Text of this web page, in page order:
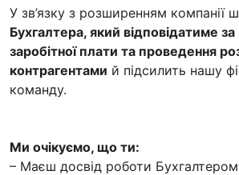
У зв’язку з розширенням компанії
Бухгалтера, який відповідатиме
заробітної плати та проведення
контрагентами й підсилить нашу
команду.
Ми очікуємо, що ти:
– Маєш досвід роботи Бухгалтером